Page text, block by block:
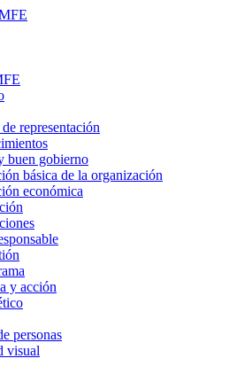
representación
buen gobierno
básica de la organización
económica
y acción
personas
visual